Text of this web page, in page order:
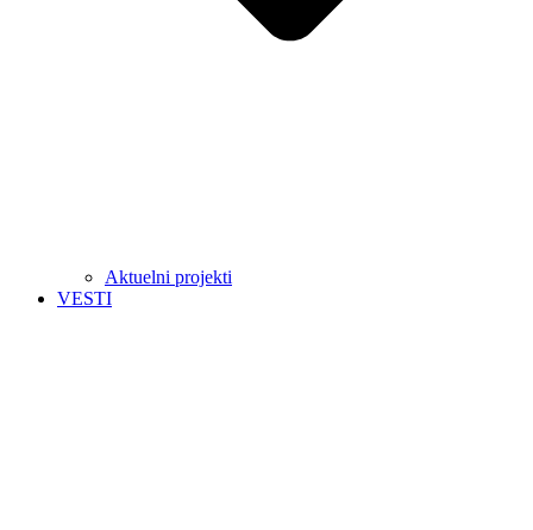
Aktuelni projekti
VESTI